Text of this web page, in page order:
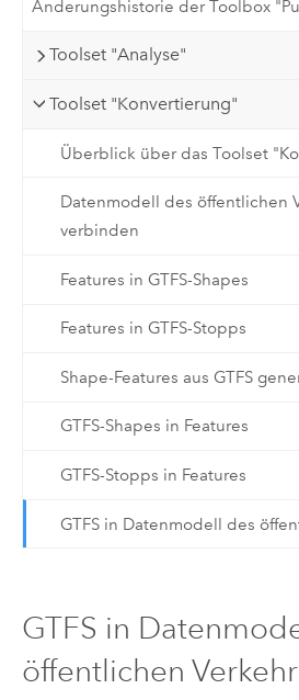
Änderungshistorie der Toolbox
Toolset "Analyse"
Toolset "Konvertierung"
Überblick über das Toolset
Datenmodell des öffentlichen
verbinden
Features in GTFS-Shapes
Features in GTFS-Stopps
Shape-Features aus GTFS
GTFS-Shapes in Features
GTFS-Stopps in Features
GTFS in Datenmodell des
GTFS in
öffentlichen